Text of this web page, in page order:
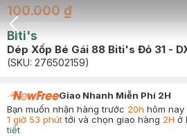
Back Icon
100.000 ₫
Biti's
Dép Xốp Bé Gái 88 Biti's Đỏ 31 -
(SKU: 276502159)
Giao Nhanh Miễn Phí 2H
Bạn muốn nhận hàng trước 20h hôm nay
1 giờ 53 phúttới và chọn giao hàng 2H ở
tiết